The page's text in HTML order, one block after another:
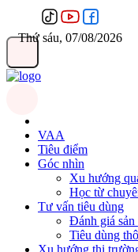
Thứ sáu, 07/08/2026
VAA
Tiêu điểm
Góc nhìn
Xu hướng
Học từ
Tư vấn tiêu dùng
Đánh giá sản
Tiêu dùng
Xu hướng thị